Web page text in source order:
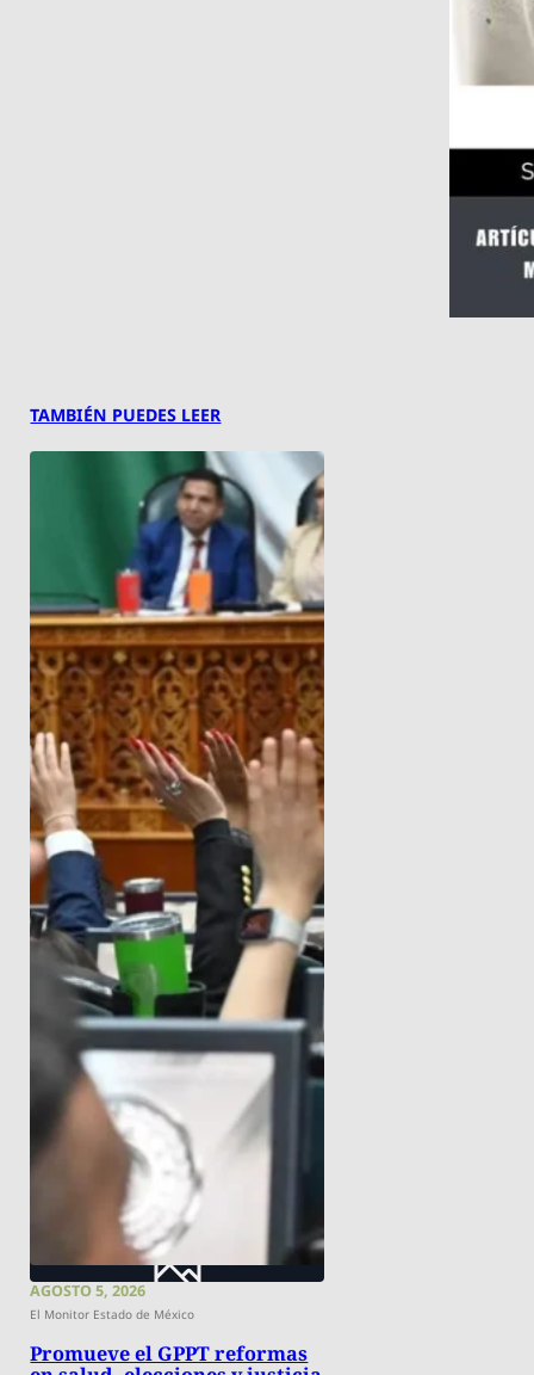
TAMBIÉN PUEDES LEER
AGOSTO 5, 2026
El Monitor Estado de México
Promueve el GPPT reformas